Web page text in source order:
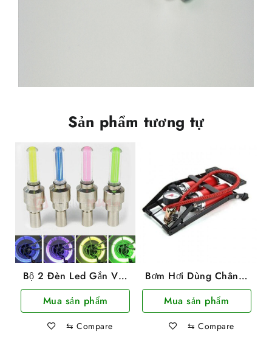
Sản phẩm tương tự
Bộ 2 Đèn Led Gắn Van
Xe Hình Trụ
Mua sản phẩm
⇆ Compare
Bơm Hơi Dùng Chân 2
Ống Hơi Foot Pump Áp
Suất Mạnh
Mua sản phẩm
⇆ Compare